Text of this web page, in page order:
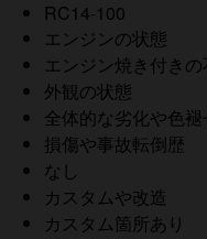
RC14-100
エンジンの状態
エンジン焼き付き
外観の状態
全体的な劣化や色
損傷や事故転倒歴
なし
カスタムや改造
カスタム箇所あり